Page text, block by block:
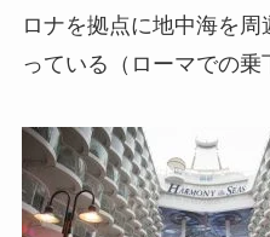
ロナを拠点に地中海を
っている（ローマでの乗